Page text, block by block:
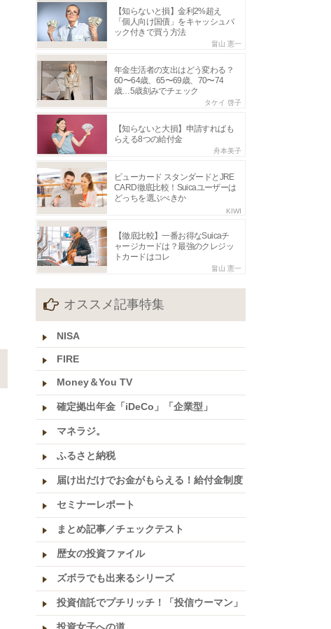
【知らないと損】金利2%超え
「個人向け国債」をキャッシュバ
ック付きで買う方法
畠山 憲一
年金生活者の支出はどう変わる？
60〜64歳、65〜69歳、70〜74
歳…5歳刻みでチェック
タケイ 啓子
【知らないと大損】申請すればも
らえる8つの給付金
舟本美子
ビューカード スタンダードとJRE
CARD徹底比較！Suicaユーザーは
どっちを選ぶべきか
KIWI
【徹底比較】一番お得なSuicaチ
ャージカードは？最強のクレジッ
トカードはコレ
畠山 憲一
オススメ記事特集
NISA
FIRE
Money＆You TV
確定拠出年金「iDeCo」「企業型」
マネラジ。
ふるさと納税
届け出だけでお金がもらえる！給付金制度
セミナーレポート
まとめ記事／チェックテスト
歴女の投資ファイル
ズボラでも出来るシリーズ
投資信託でプチリッチ！「投信ウーマン」